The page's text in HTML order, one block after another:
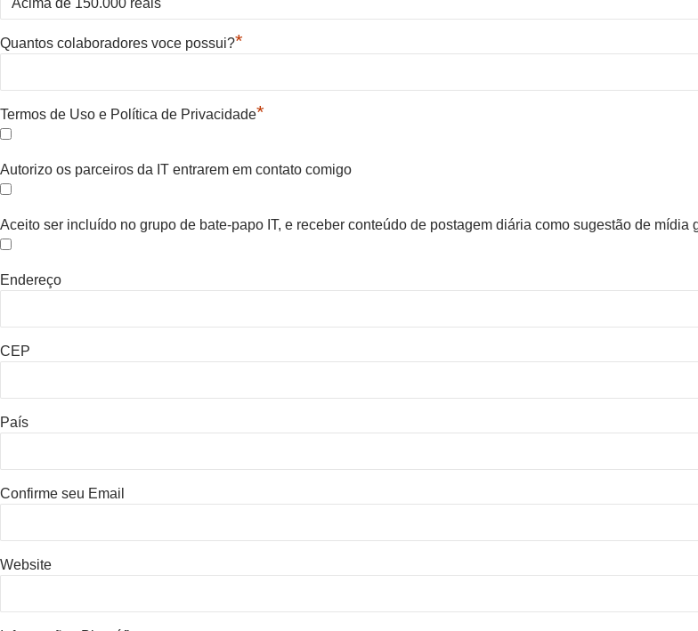
Quantos colaboradores voce possui?*
Termos de Uso e Política de Privacidade*
Autorizo os parceiros da IT entrarem em contato comigo
Aceito ser incluído no grupo de bate-papo IT, e receber conteúdo de postagem diária como sugestão de mídia
Endereço
CEP
País
Confirme seu Email
Website